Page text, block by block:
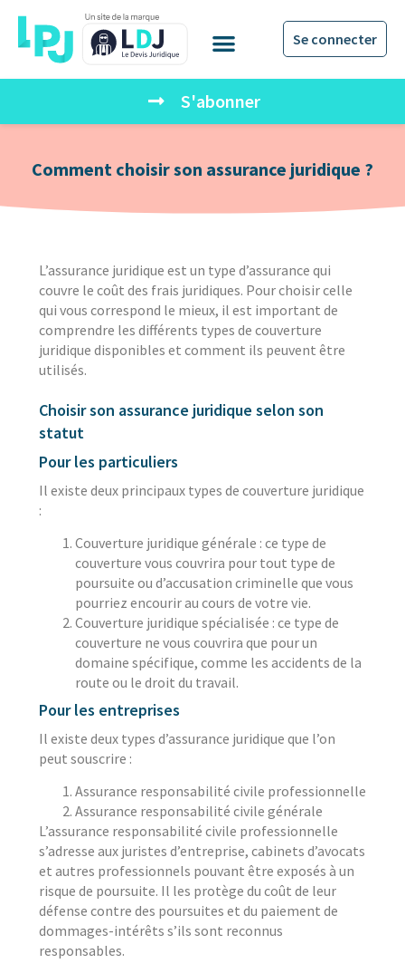
Se connecter
S'abonner
Comment choisir son assurance juridique ?
L’assurance juridique est un type d’assurance qui
couvre le coût des frais juridiques. Pour choisir celle
qui vous correspond le mieux, il est important de
comprendre les différents types de couverture
juridique disponibles et comment ils peuvent être
utilisés.
Choisir son assurance juridique selon son
statut
Pour les particuliers
Il existe deux principaux types de couverture juridique
:
Couverture juridique générale : ce type de
couverture vous couvrira pour tout type de
poursuite ou d’accusation criminelle que vous
pourriez encourir au cours de votre vie.
Couverture juridique spécialisée : ce type de
couverture ne vous couvrira que pour un
domaine spécifique, comme les accidents de la
route ou le droit du travail.
Pour les entreprises
Il existe deux types d’assurance juridique que l’on
peut souscrire :
Assurance responsabilité civile professionnelle
Assurance responsabilité civile générale
L’assurance responsabilité civile professionnelle
s’adresse aux juristes d’entreprise, cabinets d’avocats
et autres professionnels pouvant être exposés à un
risque de poursuite. Il les protège du coût de leur
défense contre des poursuites et du paiement de
dommages-intérêts s’ils sont reconnus
responsables.